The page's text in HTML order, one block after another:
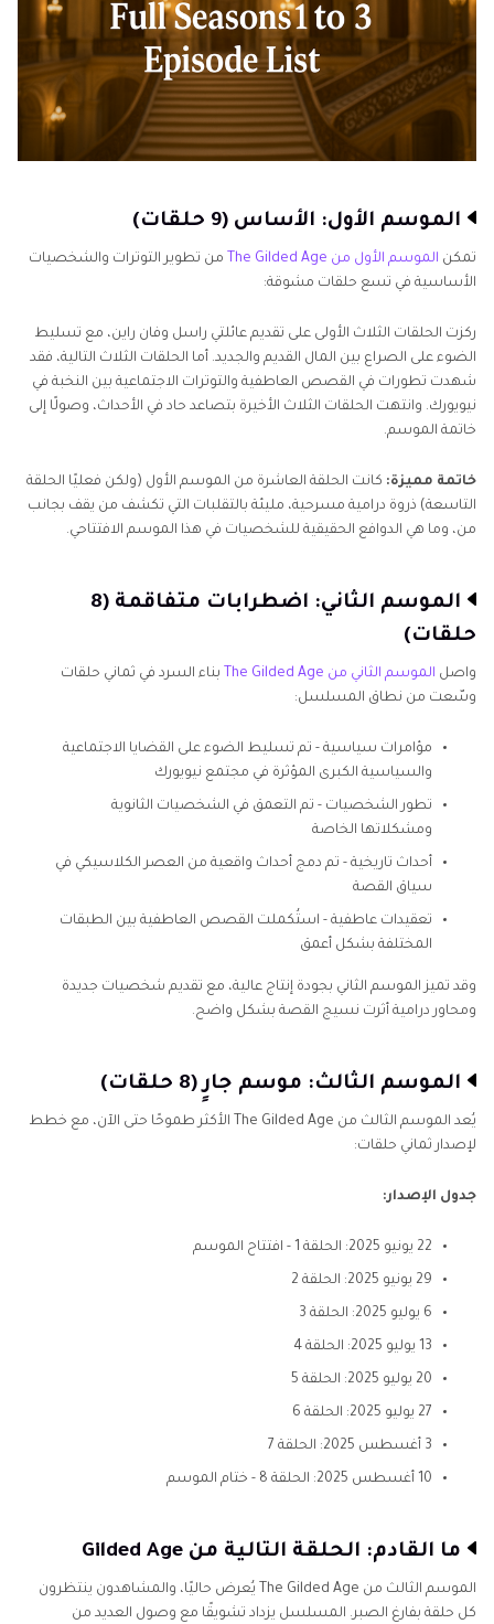
الموسم الأول: الأساس (9 حلقات)
تمكن الموسم الأول من The Gilded Age
من تطوير التوترات والشخصيات
الأساسية في تسع حلقات مشوقة:
ركزت الحلقات الثلاث الأولى على تقديم عائلتي راسل وفان راين، مع تسليط
الضوء على الصراع بين المال القديم والجديد. أما الحلقات الثلاث التالية، فقد
شهدت تطورات في القصص العاطفية والتوترات الاجتماعية بين النخبة في
نيويورك. وانتهت الحلقات الثلاث الأخيرة بتصاعد حاد في الأحداث، وصولًا إلى
خاتمة الموسم.
خاتمة مميزة: كانت الحلقة العاشرة من الموسم الأول (ولكن فعليًا الحلقة
التاسعة) ذروة درامية مسرحية، مليئة بالتقلبات التي تكشف من يقف بجانب
من، وما هي الدوافع الحقيقية للشخصيات في هذا الموسم الافتتاحي.
الموسم الثاني: اضطرابات متفاقمة (8
حلقات)
واصل الموسم الثاني من The Gilded Age
بناء السرد في ثماني حلقات
وسّعت من نطاق المسلسل:
مؤامرات سياسية - تم تسليط الضوء على القضايا الاجتماعية
والسياسية الكبرى المؤثرة في مجتمع نيويورك
تطور الشخصيات - تم التعمق في الشخصيات الثانوية
ومشكلاتها الخاصة
أحداث تاريخية - تم دمج أحداث واقعية من العصر الكلاسيكي في
سياق القصة
تعقيدات عاطفية - استُكملت القصص العاطفية بين الطبقات
المختلفة بشكل أعمق
وقد تميز الموسم الثاني بجودة إنتاج عالية، مع تقديم شخصيات جديدة
ومحاور درامية أثرت نسيج القصة بشكل واضح.
الموسم الثالث: موسم جارٍ (8 حلقات)
يُعد الموسم الثالث من The Gilded Age الأكثر طموحًا حتى الآن، مع خطط
لإصدار ثماني حلقات:
جدول الإصدار:
22 يونيو 2025: الحلقة 1 - افتتاح الموسم
29 يونيو 2025: الحلقة 2
6 يوليو 2025: الحلقة 3
13 يوليو 2025: الحلقة 4
20 يوليو 2025: الحلقة 5
27 يوليو 2025: الحلقة 6
3 أغسطس 2025: الحلقة 7
10 أغسطس 2025: الحلقة 8 - ختام الموسم
ما القادم: الحلقة التالية من Gilded Age
الموسم الثالث من The Gilded Age يُعرض حاليًا، والمشاهدون ينتظرون
كل حلقة بفارغ الصبر. المسلسل يزداد تشويقًا مع وصول العديد من